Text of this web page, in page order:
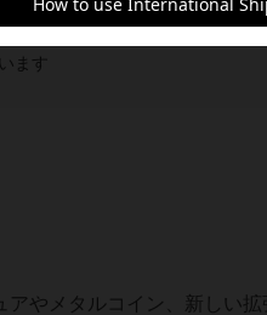
ます
やメタルコイン、新しい拡